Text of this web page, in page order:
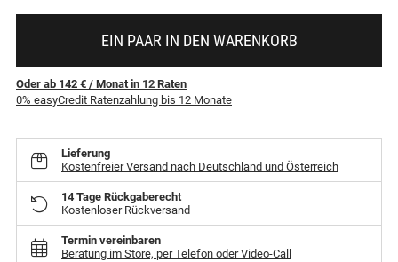
EIN PAAR IN DEN WARENKORB
Oder ab 142 € / Monatin 12 Raten
0% easyCredit Ratenzahlung bis 12 Monate
Lieferung
Kostenfreier Versand nach Deutschland und Österreich
14 Tage Rückgaberecht
Kostenloser Rückversand
Termin vereinbaren
Beratung im Store, per Telefon oder Video-Call